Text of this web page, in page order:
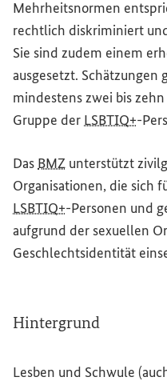
Mehrheitsnormen
rechtlich diskriminiert
Sie sind zudem einem
ausgesetzt. Schätzungen
mindestens zwei bis
Gruppe der LSBTIQ+-
Das BMZ unterstützt
Organisationen, die sich
LSBTIQ+-Personen und
aufgrund der sexuellen
Geschlechtsidentität
Hintergrund
Lesben und Schwule